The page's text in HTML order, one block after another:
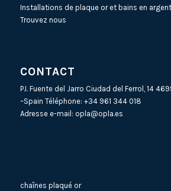
Installations de plaque or et bains en argent
Trouvez nous
CONTACT
P.I. Fuente del Jarro Ciudad del Ferrol, 14
–Spain Téléphone: +34 961 344 018
Adresse e-mail: opla@opla.es
chaînes plaqué or